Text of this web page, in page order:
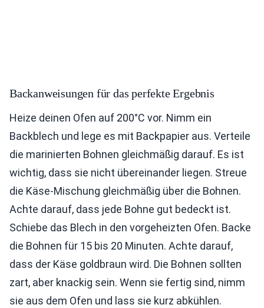
Backanweisungen für das perfekte Ergebnis
Heize deinen Ofen auf 200°C vor. Nimm ein
Backblech und lege es mit Backpapier aus. Verteile
die marinierten Bohnen gleichmäßig darauf. Es ist
wichtig, dass sie nicht übereinander liegen. Streue
die Käse-Mischung gleichmäßig über die Bohnen.
Achte darauf, dass jede Bohne gut bedeckt ist.
Schiebe das Blech in den vorgeheizten Ofen. Backe
die Bohnen für 15 bis 20 Minuten. Achte darauf,
dass der Käse goldbraun wird. Die Bohnen sollten
zart, aber knackig sein. Wenn sie fertig sind, nimm
sie aus dem Ofen und lass sie kurz abkühlen.